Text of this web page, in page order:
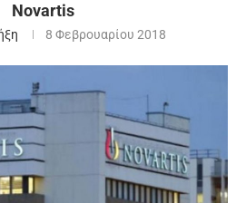
Novartis
8 Φεβρουαρίου 2018